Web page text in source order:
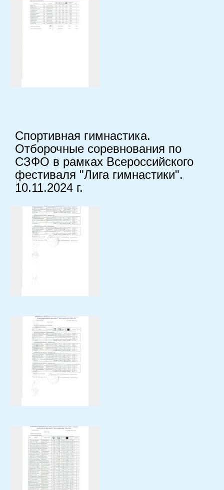
Спортивная гимнастика.
Отборочные соревнования по
СЗФО в рамках Всероссийского
фестиваля "Лига гимнастики".
10.11.2024 г.